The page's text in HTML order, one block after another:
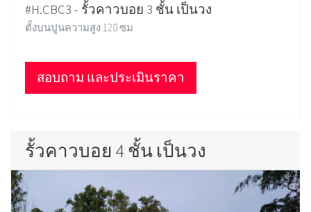
#H.CBC3 - รั้วคาวบอย 3 ชั้น เป็นวง
ตั้งบนปูนความสูง 120 ซม
สอบถาม และประเมินราคา
รั้วคาวบอย 4 ชั้น เป็นวง